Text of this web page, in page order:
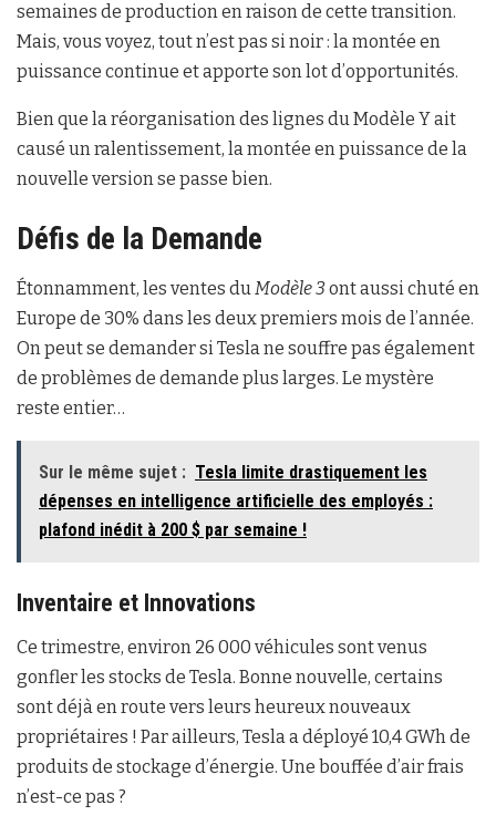
semaines de production en raison de cette transition.
Mais, vous voyez, tout n’est pas si noir : la montée en
puissance continue et apporte son lot d’opportunités.
Bien que la réorganisation des lignes du Modèle Y ait
causé un ralentissement, la montée en puissance de la
nouvelle version se passe bien.
Défis de la Demande
Étonnamment, les ventes duModèle 3ont aussi chuté en
Europe de 30% dans les deux premiers mois de l’année.
On peut se demander si Tesla ne souffre pas également
de problèmes de demande plus larges. Le mystère
reste entier…
Sur le même sujet : Tesla limite drastiquement les
dépenses en intelligence artificielle des employés :
plafond inédit à 200 $ par semaine !
Inventaire et Innovations
Ce trimestre, environ 26 000 véhicules sont venus
gonfler les stocks de Tesla. Bonne nouvelle, certains
sont déjà en route vers leurs heureux nouveaux
propriétaires ! Par ailleurs, Tesla a déployé 10,4 GWh de
produits de stockage d’énergie. Une bouffée d’air frais
n’est-ce pas ?